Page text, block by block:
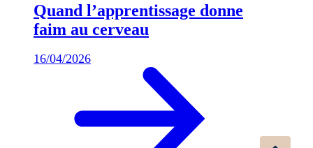
Quand l’apprentissage donne
faim au cerveau
16/04/2026